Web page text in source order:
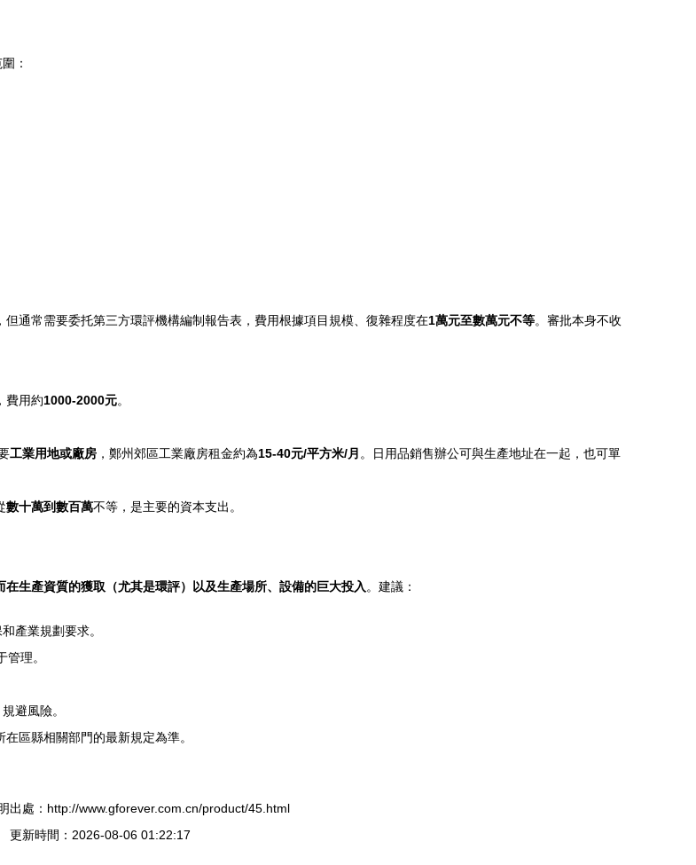
：
通常需要委托第三方環評機構編制報告表，費用根據項目規模、復雜程度在1萬元至數萬元不等。審批本身不收
費用約1000-2000元。
工業用地或廠房 ，鄭州郊區工業廠房租金約為15-40元/平方米/月 。日用品銷售辦公可與生產地址在一起，也可單
數十萬到數百萬不等，是主要的資本支出。
生產資質的獲取（尤其是環評）以及生產場所、設備的巨大投入 。建議：
產業規劃要求。
理。
避風險。
區縣相關部門的最新規定為準。
出處：http://www.gforever.com.cn/product/45.html
更新時間：2026-08-06 01:22:17